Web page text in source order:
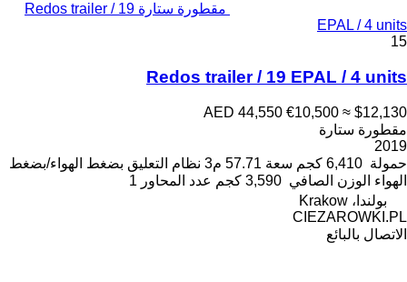
مقطورة ستارة Redos trailer / 19
EPAL / 4 units
15
Redos trailer / 19 EPAL / 4 units
AED 44,550 €10,500 ≈ $12,130
مقطورة ستارة
2019
حمولة 6,410 كجم سعة 57.71 م3 نظام التعليق بضغط الهواء/بضغط
الهواء الوزن الصافي 3,590 كجم عدد المحاور 1
بولندا، Krakow
CIEZAROWKI.PL
الاتصال بالبائع